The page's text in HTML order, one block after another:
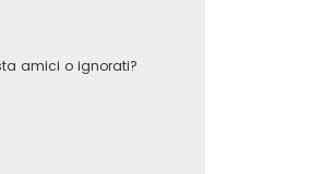
amici o ignorati?